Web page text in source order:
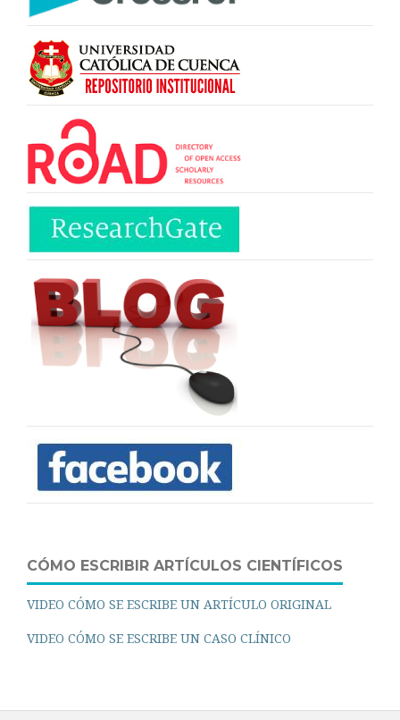
CÓMO ESCRIBIR ARTÍCULOS CIENTÍFICOS
VIDEO CÓMO SE ESCRIBE UN ARTÍCULO ORIGINAL
VIDEO CÓMO SE ESCRIBE UN CASO CLÍNICO